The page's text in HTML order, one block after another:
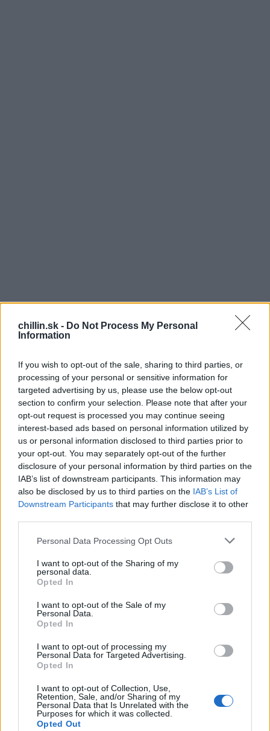
chillin.sk - Do Not Process My Personal
Information
If you wish to opt-out of the sale, sharing to third parties, or
processing of your personal or sensitive information for
targeted advertising by us, please use the below opt-out
section to confirm your selection. Please note that after your
opt-out request is processed you may continue seeing
interest-based ads based on personal information utilized by
us or personal information disclosed to third parties prior to
your opt-out. You may separately opt-out of the further
disclosure of your personal information by third parties on the
IAB’s list of downstream participants. This information may
also be disclosed by us to third parties on the IAB’s List of
Downstream Participants that may further disclose it to other
Personal Data Processing Opt Outs
I want to opt-out of the Sharing of my
personal data.
Opted In
I want to opt-out of the Sale of my
Personal Data.
Opted In
I want to opt-out of processing my
Personal Data for Targeted Advertising.
Opted In
I want to opt-out of Collection, Use,
Retention, Sale, and/or Sharing of my
Personal Data that Is Unrelated with the
Purposes for which it was collected.
Opted Out
S
mali od deti učiť. Deti sú úprimné a vždy vám
povedia pravdu. Teda väčšinou. Dokážu nás
správaním k ostatným. Zároveň nám ukážu, že rozdiel
medzi farbou pleti nerobia ako väčšina dospelých.
Nasledujúce video zachytáva nefalšovanú radosť detí,
keď zistia, že sa ich kamoš Tyler vracia späť do škôlky,
keď bol doma chorý. Ich reakcie sú na nezaplatenie a
hlavne na farbe pleti nezáleží.
S
e
a
r
c
: